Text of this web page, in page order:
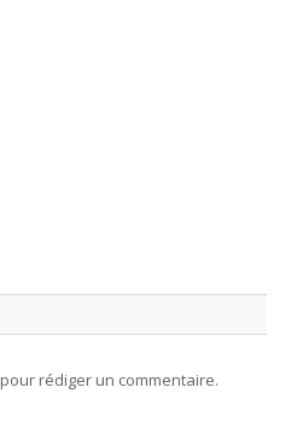
pour rédiger un commentaire.